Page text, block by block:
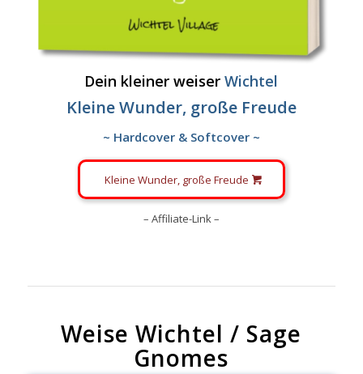
Dein kleiner weiser Wichtel
Kleine Wunder, große Freude
~ Hardcover & Softcover ~
Kleine Wunder, große Freude
– Affiliate-Link –
Weise Wichtel / Sage
Gnomes